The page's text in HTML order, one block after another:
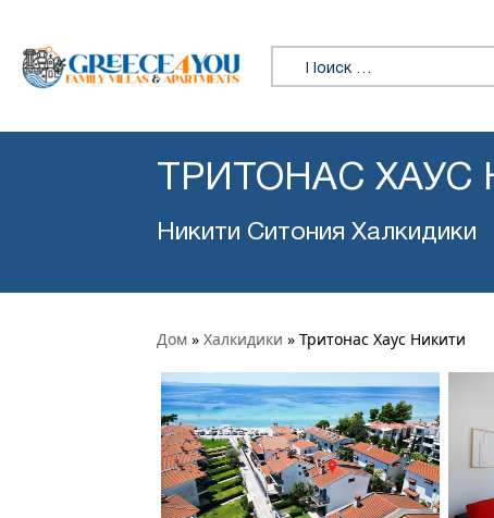
Искать:
ТРИТОНАС ХАУС
Никити Ситония Халкидики
Дом » Халкидики » Тритонас Хаус Никити